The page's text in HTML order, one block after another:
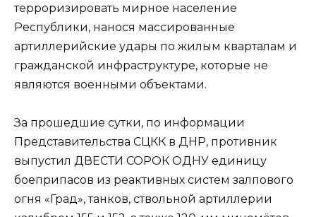
терроризировать мирное население
Республики, нанося массированные
артиллерийские удары по жилым кварталам и
гражданской инфраструктуре, которые не
являются военными объектами.
За прошедшие сутки, по информации
Представительства СЦКК в ДНР, противник
выпустил ДВЕСТИ СОРОК ОДНУ единицу
боеприпасов из реактивных систем залпового
огня «Град», танков, ствольной артиллерии